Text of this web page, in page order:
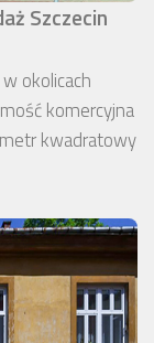
Szczecin
okolicach
komercyjna
kwadratowy